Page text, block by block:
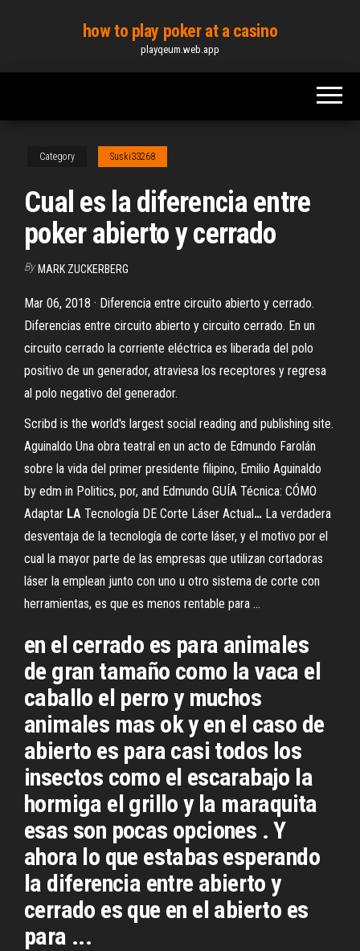
content
how to play poker at a casino
playqeum.web.app
Category Suski33268
Cual es la diferencia entre
poker abierto y cerrado
By MARK ZUCKERBERG
Mar 06, 2018 · Diferencia entre circuito abierto y cerrado.
Diferencias entre circuito abierto y circuito cerrado. En un
circuito cerrado la corriente eléctrica es liberada del polo
positivo de un generador, atraviesa los receptores y regresa
al polo negativo del generador.
Scribd is the world's largest social reading and publishing site.
Aguinaldo Una obra teatral en un acto de Edmundo Farolán
sobre la vida del primer presidente filipino, Emilio Aguinaldo
by edm in Politics, por, and Edmundo GUÍA Técnica: CÓMO
Adaptar LA Tecnología DE Corte Láser Actual… La verdadera
desventaja de la tecnología de corte láser, y el motivo por el
cual la mayor parte de las empresas que utilizan cortadoras
láser la emplean junto con uno u otro sistema de corte con
herramientas, es que es menos rentable para …
en el cerrado es para animales
de gran tamaño como la vaca el
caballo el perro y muchos
animales mas ok y en el caso de
abierto es para casi todos los
insectos como el escarabajo la
hormiga el grillo y la maraquita
esas son pocas opciones . Y
ahora lo que estabas esperando
la diferencia entre abierto y
cerrado es que en el abierto es
para ...